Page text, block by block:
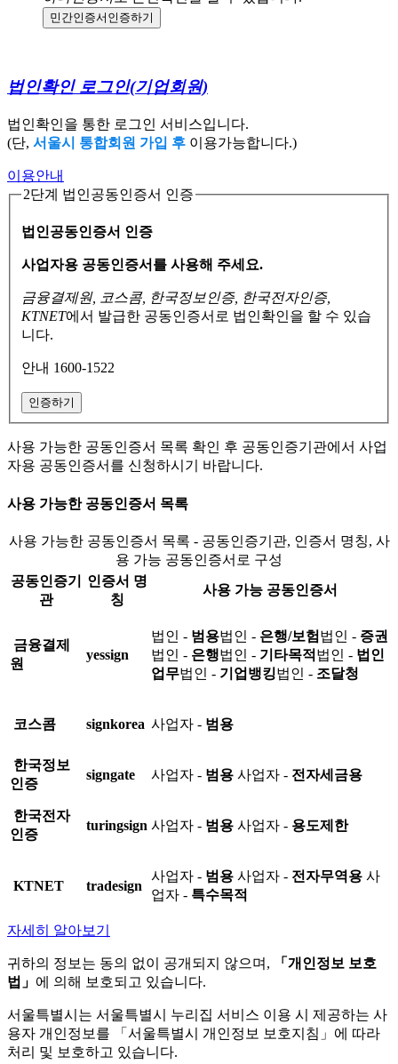
민간인증서 인증하기
법인확인 로그인(기업회원)
법인확인을 통한 로그인 서비스입니다.
(단, 서울시 통합회원 가입 후 이용가능합니다.)
이용안내
2단계 법인공동인증서 인증
법인공동인증서 인증
사업자용 공동인증서를 사용해 주세요.
금융결제원, 코스콤, 한국정보인증, 한국전자인증,
KTNET에서 발급한 공동인증서로 법인확인을 할 수 있습
니다.
안내 1600-1522
인증하기
사용 가능한 공동인증서 목록 확인 후 공동인증기관에서 사업
자용 공동인증서를 신청하시기 바랍니다.
사용 가능한 공동인증서 목록
사용 가능한 공동인증서 목록 - 공동인증기관, 인증서 명칭, 사
용 가능 공동인증서로 구성
공동인증기
관
인증서 명
칭
사용 가능 공동인증서
금융결제
원
yessign
법인 - 범용법인 - 은행/보험 법인 - 증권
법인 - 은행법인 - 기타목적 법인 - 법인
업무법인 - 기업뱅킹법인 - 조달청
코스콤 signkorea 사업자 - 범용
한국정보
인증
signgate 사업자 - 범용 사업자 - 전자세금용
한국전자
인증
turingsign 사업자 - 범용 사업자 - 용도제한
KTNET tradesign
사업자 - 범용 사업자 - 전자무역용 사
업자 - 특수목적
자세히 알아보기
귀하의 정보는 동의 없이 공개되지 않으며,
「개인정보 보호
법」 에 의해 보호되고 있습니다.
서울특별시는 서울특별시 누리집 서비스 이용 시 제공하는 사
용자 개인정보를 「서울특별시 개인정보 보호지침」에 따라
처리 및 보호하고 있습니다.